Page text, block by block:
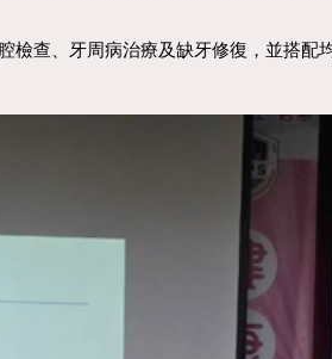
檢查、牙周病治療及缺牙修復，並搭配